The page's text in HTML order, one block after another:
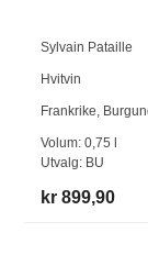
Sylvain Pataille
Hvitvin
Frankrike,
Volum:0,75
Utvalg: BU
kr 899,90